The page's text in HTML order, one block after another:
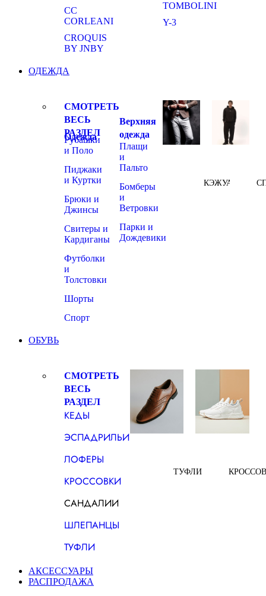
CC
CORLEANI
CROQUIS
BY JNBY
TOMBOLINI
Y-3
ОДЕЖДА
СМОТРЕТЬ
ВЕСЬ
РАЗДЕЛ
Одежда
Рубашки
и Поло
Пиджаки
и Куртки
Брюки и
Джинсы
Свитеры и
Кардиганы
Футболки
и
Толстовки
Шорты
Спорт
Верхняя
одежда
Плащи
и
Пальто
Бомберы
и
Ветровки
Парки и
Дождевики
КЭЖУАЛ
ОБУВЬ
СМОТРЕТЬ
ВЕСЬ
РАЗДЕЛ
КЕДЫ
ЭСПАДРИЛЬИ
ЛОФЕРЫ
КРОССОВКИ
САНДАЛИИ
ШЛЕПАНЦЫ
ТУФЛИ
ТУФЛИ
АКСЕССУАРЫ
РАСПРОДАЖА